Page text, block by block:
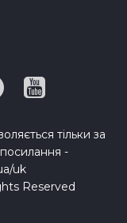
тільки за
-
uk
Reserved